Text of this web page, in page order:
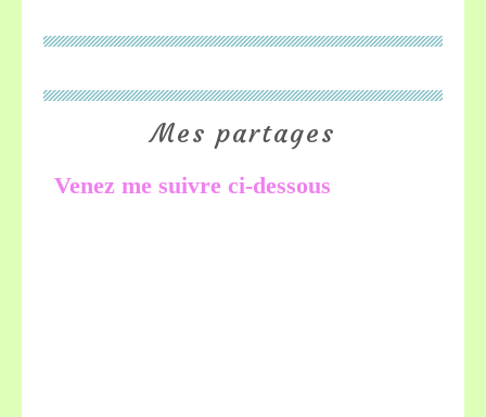
Mes partages
Venez me suivre ci-dessous